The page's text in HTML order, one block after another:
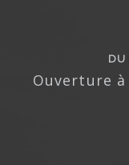
DU
Ouverture à